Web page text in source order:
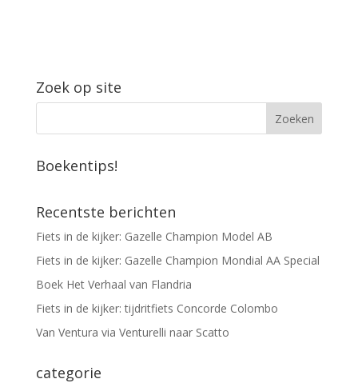
Zoek op site
Boekentips!
Recentste berichten
Fiets in de kijker: Gazelle Champion Model AB
Fiets in de kijker: Gazelle Champion Mondial AA Special
Boek Het Verhaal van Flandria
Fiets in de kijker: tijdritfiets Concorde Colombo
Van Ventura via Venturelli naar Scatto
categorie